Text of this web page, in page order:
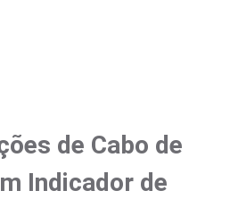
de Cabo de
Indicador de